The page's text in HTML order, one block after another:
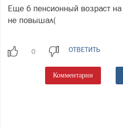
Еще б пенсионный возраст
не повышал(
ОТВЕТИТЬ
Комментарии